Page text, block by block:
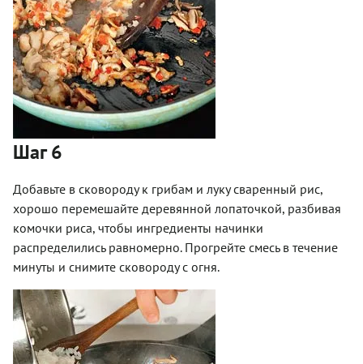
Шаг 6
Добавьте в сковороду к грибам и луку сваренный рис,
хорошо перемешайте деревянной лопаточкой, разбивая
комочки риса, чтобы ингредиенты начинки
распределились равномерно. Прогрейте смесь в течение
минуты и снимите сковороду с огня.